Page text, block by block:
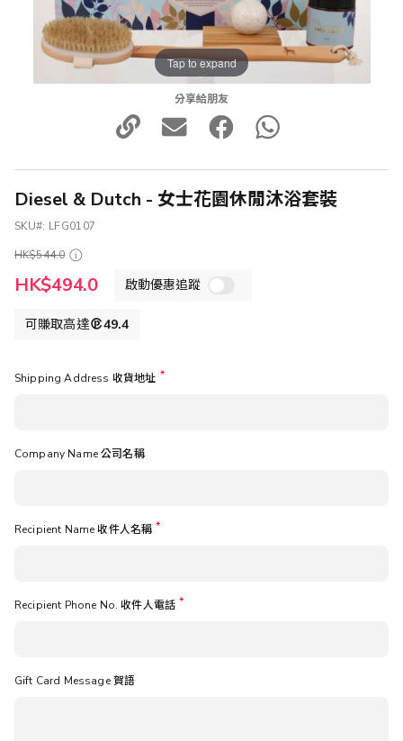
Tap to expand
分享給朋友
Diesel & Dutch - 女士花園休閒沐浴套裝
SKU
LFG0107
HK$544.0
特
殊
HK$494.0 啟動優惠追蹤
可賺取高達 49.4
Shipping Address 收貨地址
Company Name 公司名稱
Recipient Name 收件人名稱
Recipient Phone No. 收件人電話
Gift Card Message 賀語